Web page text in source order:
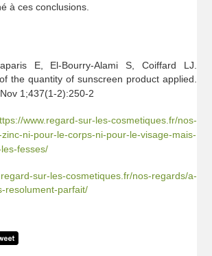
à ces conclusions.
E, El-Bourry-Alami S, Coiffard LJ.
the quantity of sunscreen product applied.
1;437(1-2):250-2
www.regard-sur-les-cosmetiques.fr/nos-
ni-pour-le-corps-ni-pour-le-visage-mais-
fesses/
sur-les-cosmetiques.fr/nos-regards/a-
resolument-parfait/